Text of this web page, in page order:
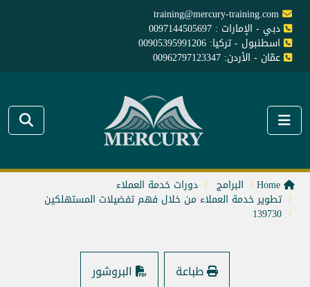
training@mercury-training.com
دبي - الإمارات : 0097144505697
اسطنبول - تركيا: 00905395991206
عمّان - الأردن: 00962797123347
البرامج دورات خدمة العملاء
تطوير خدمة العملاء من خلال فهم تفضيلات المستهلكين
139730
طباعة البروشور